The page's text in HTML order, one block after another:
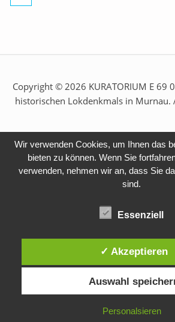
Beiträge
Copyright © 2026 KURATORIUM E 69
historischen Lokdenkmals in Murnau.
Wir verwenden Cookies, um Ihnen das
bieten zu können. Wenn Sie
verwenden, nehmen wir an, dass Sie
sind.
Essenziell
✓ Akzeptieren
Auswahl
Personalsieren